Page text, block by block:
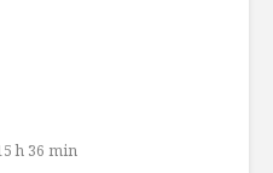
h 36 min